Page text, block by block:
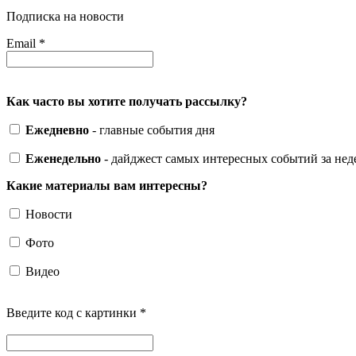
Подписка на новости
Email *
Как часто вы хотите получать рассылку?
Ежедневно - главные события дня
Еженедельно - дайджест самых интересных событий за
Какие материалы вам интересны?
Новости
Фото
Видео
Введите код с картинки *